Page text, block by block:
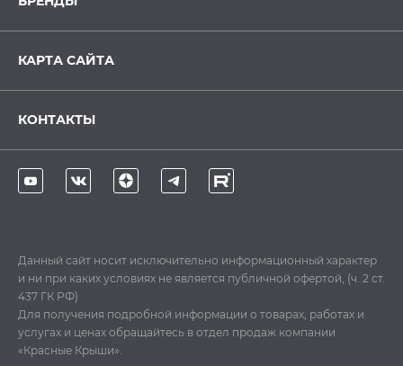
КАРТА САЙТА
КОНТАКТЫ
Данный сайт носит исключительно информационный характер
и ни при каких условиях не является публичной офертой, (ч. 2 ст.
437 ГК РФ)
Для получения подробной информации о товарах, работах и
услугах и ценах обращайтесь в отдел продаж компании
«Красные Крыши».